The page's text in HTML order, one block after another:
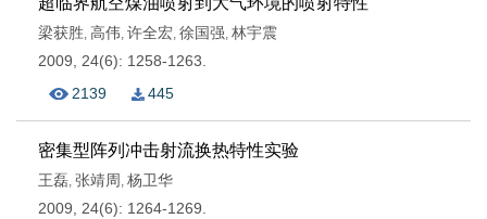
梁获胜, 高伟, 许全宏, 徐国强, 林宇震
2009, 24(6): 1258-1263.
2139
445
密集型阵列冲击射流换热特性实验
王磊, 张靖周 , 杨卫华
2009, 24(6): 1264-1269.